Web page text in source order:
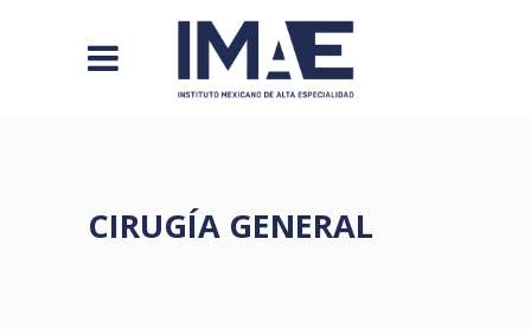
CIRUGÍA GENERAL